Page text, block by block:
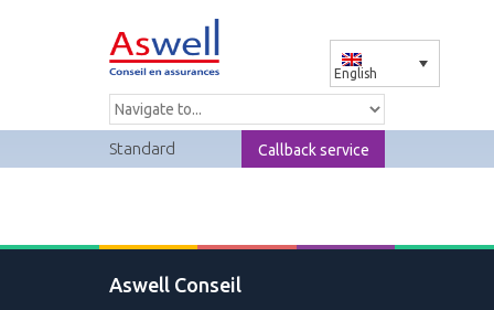
English
Standard Callback service
Aswell Conseil